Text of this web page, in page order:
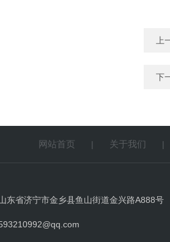
上
下
网站首页 | 关于我们 |
东省济宁市金乡县鱼山街道金兴路A888号